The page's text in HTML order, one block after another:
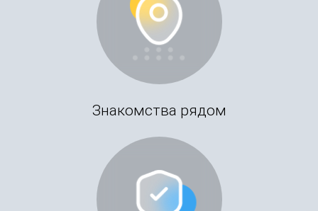
Знакомства рядом